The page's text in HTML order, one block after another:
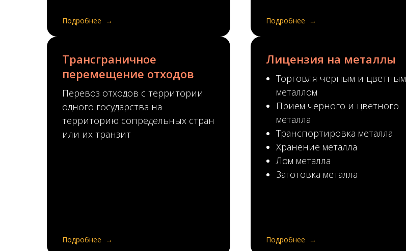
Подробнее Подробнее
Трансграничное
перемещение отходов
Перевоз отходов с территории
одного государства на
территорию сопредельных стран
или их транзит
Подробнее
Лицензия на металлы
Торговля черным и цветным
металлом
Прием черного и цветного
металла
Транспортировка металла
Хранение металла
Лом металла
Заготовка металла
Подробнее